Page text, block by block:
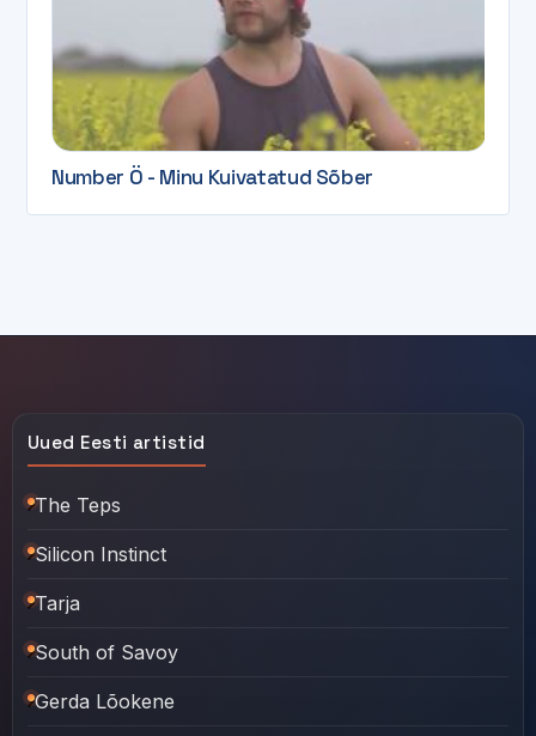
Number Ö - Minu Kuivatatud Sõber
Uued Eesti artistid
The Teps
Silicon Instinct
Tarja
South of Savoy
Gerda Lõokene